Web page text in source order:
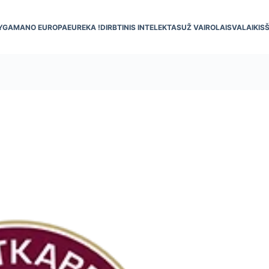
MANO EUROPAEUREKA !DIRBTINIS INTELEKTASUŽ VAIROLAISVALAIKIS